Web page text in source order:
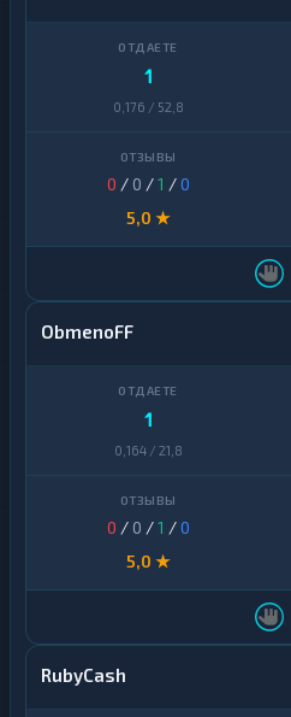
1
0,176 / 52,8
0 / 0 /1 /0
5,0 ★
ObmenoFF
1
0,164 / 21,8
0 / 0 /1 /0
5,0 ★
RubyCash